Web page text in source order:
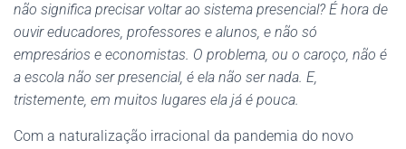
não significa precisar voltar ao sistema presencial? É hora de
ouvir educadores, professores e alunos, e não só
empresários e economistas. O problema, ou o caroço, não é
a escola não ser presencial, é ela não ser nada. E,
tristemente, em muitos lugares ela já é pouca.
Com a naturalização irracional da pandemia do novo